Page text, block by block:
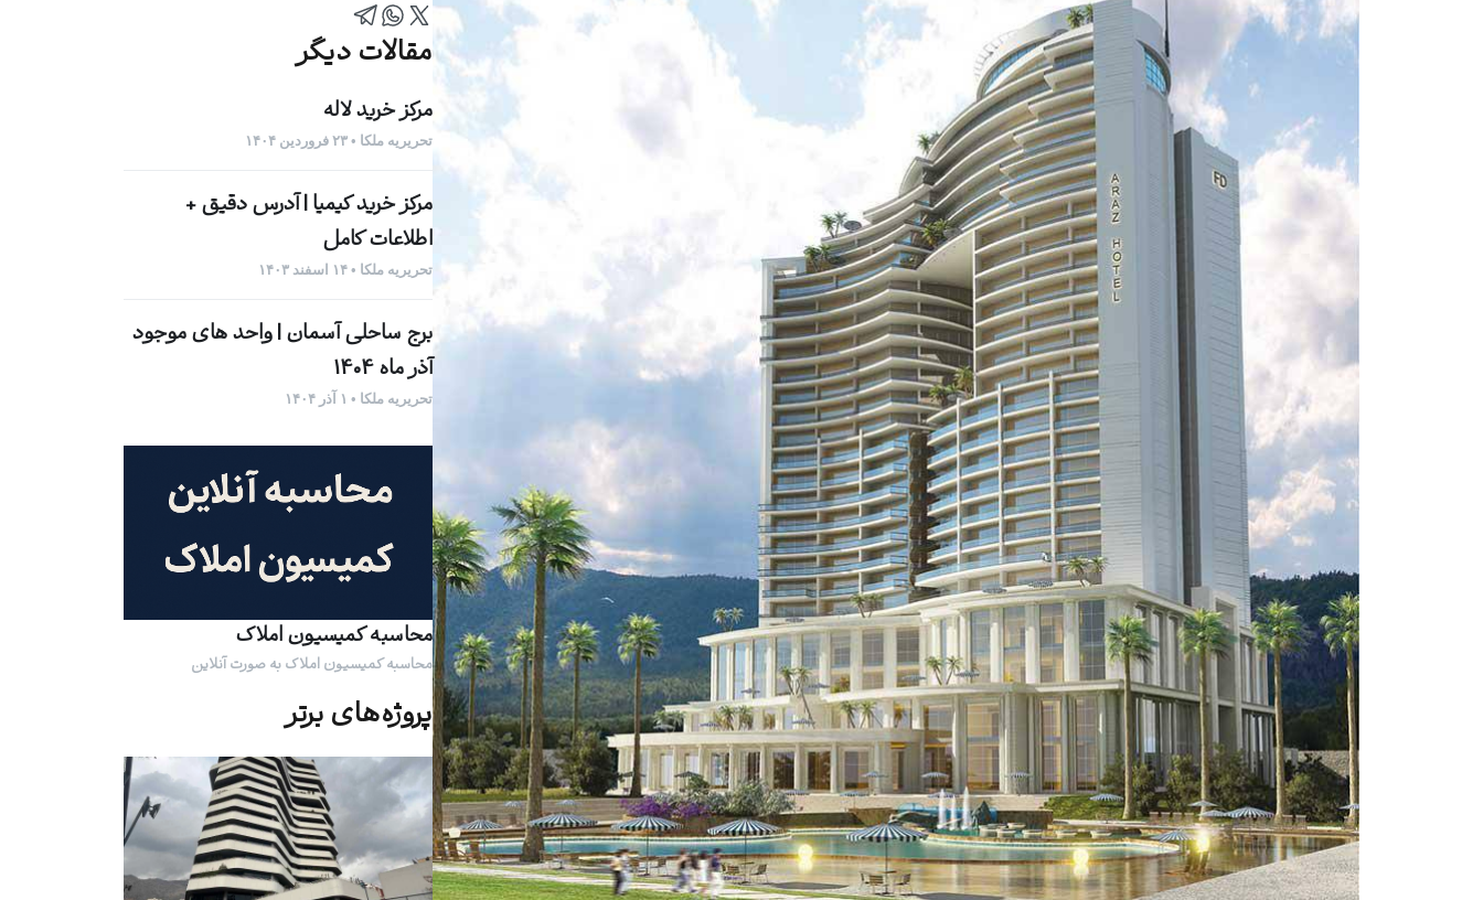
مقالات دیگر
مرکز خرید لاله
تحریریه ملکا • ۲۳ فروردین ۱۴۰۴
مرکز خرید کیمیا | آدرس دقیق +
اطلاعات کامل
تحریریه ملکا • ۱۴ اسفند ۱۴۰۳
برج ساحلی آسمان | واحد های موجود
آذر ماه 1404
تحریریه ملکا • ۱ آذر ۱۴۰۴
محاسبه کمیسیون املاک
محاسبه کمیسیون املاک به صورت آنلاین
پروژه‌های برتر